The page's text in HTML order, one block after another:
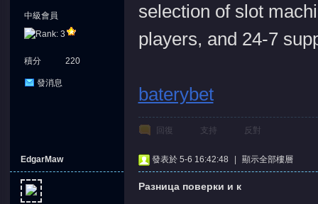
中級會員
積分 220
發消息
selection of slot
players, and 24-7
baterybet
回復 支持 反對
EdgarMaw 發表於 5-6 16:42:48 顯示全部樓層
Разница поверки и к